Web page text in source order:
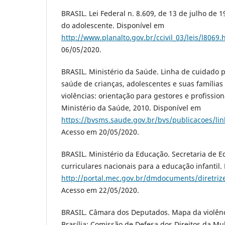
BRASIL. Lei Federal n. 8.609, de 13 de julho de
do adolescente. Disponível em
http://www.planalto.gov.br/ccivil_03/leis/
06/05/2020.
BRASIL. Ministério da Saúde. Linha de cuidado
saúde de crianças, adolescentes e suas
violências: orientação para gestores e
Ministério da Saúde, 2010. Disponível em
https://bvsms.saude.gov.br/bvs/publicacoes/
Acesso em 20/05/2020.
BRASIL. Ministério da Educação. Secretaria de
curriculares nacionais para a educação infantil.
http://portal.mec.gov.br/dmdocuments/
Acesso em 22/05/2020.
BRASIL. Câmara dos Deputados. Mapa da